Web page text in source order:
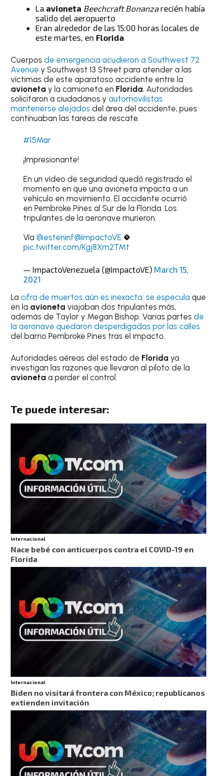
La avioneta Beechcraft Bonanzarecién había
salido del aeropuerto
Eran alrededor de las 15:00 horas locales de
este martes, en Florida
Cuerposde emergencia acudieron a Southwest 72
Avenue y Southwest 13 Street para atender a las
víctimas de este aparatoso accidente entre la
avioneta y la camioneta en Florida. Autoridades
solicitaron a ciudadanos yautomovilistas
mantenerse alejados del área del accidente, pues
continuaban las tareas de rescate.
#15Mar
¡Impresionante!
En un vídeo de seguridad quedó registrado el
momento en que una avioneta impacta a un
vehículo en movimiento. El accidente ocurrió
en Pembroke Pines al Sur de la Florida. Los
tripulantes de la aeronave murieron.
Vía @esteninf@ImpactoVE �
pic.twitter.com/Kgj8Xm2TMt
— ImpactoVenezuela (@ImpactoVE) March 15,
2021
Lacifra de muertos aún es inexacta: se especula que
en la avioneta viajaban dos tripulantes más,
además de Taylor y Megan Bishop. Varias partesde
la aeronave quedaron desperdigadas por las calles
del barrio Pembroke Pines tras el impacto.
Autoridades aéreas del estado de Florida ya
investigan las razones que llevaron al piloto de la
avioneta a perder el control.
Te puede interesar:
Internacional
Nace bebé con anticuerpos contra el COVID-19 en
Florida
Internacional
Biden no visitará frontera con México; republicanos
extienden invitación